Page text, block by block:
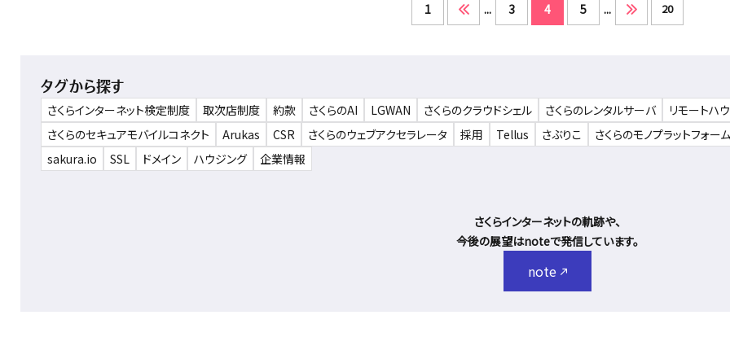
1 ... 3 4 5 ... 20
タグから探す
さくらインターネット検定制度 取次店制度 約款 さくらのAI LGWAN さくらのクラウドシェル さくらのレンタルサーバ リモートハ
さくらのセキュアモバイルコネクト
Arukas CSR さくらのウェブアクセラレータ 採用 Tellus さぶりこ さくらのモノプラットフォーム
sakura.io
SSL ドメイン ハウジング 企業情報
さくらインターネットの軌跡や、
今後の展望はnoteで発信しています。
note